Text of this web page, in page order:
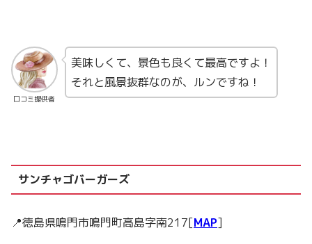
口コミ提供者
美味しくて、景色も良くて最高ですよ！
それと風景抜群なのが、ルンですね！
サンチャゴバーガーズ
📍徳島県鳴門市鳴門町高島字南217[MAP]